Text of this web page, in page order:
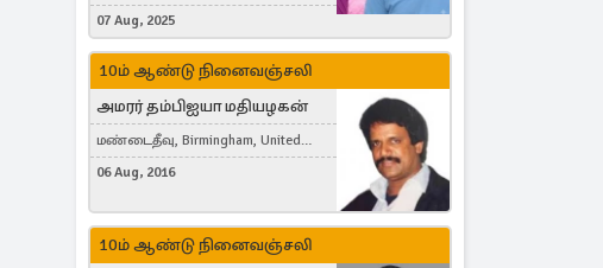
07 Aug, 2025
10ம் ஆண்டு நினைவஞ்சலி
அமரர் தம்பிஐயா மதியழகன்
மண்டைதீவு, Birmingham, United
Kingdom
06 Aug, 2016
10ம் ஆண்டு நினைவஞ்சலி